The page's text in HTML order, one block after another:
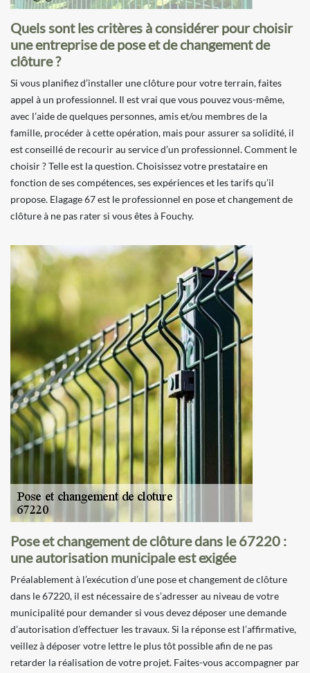
Quels sont les critères à considérer pour choisir
une entreprise de pose et de changement de
clôture ?
Si vous planifiez d’installer une clôture pour votre terrain, faites
appel à un professionnel. Il est vrai que vous pouvez vous-même,
avec l’aide de quelques personnes, amis et/ou membres de la
famille, procéder à cette opération, mais pour assurer sa solidité, il
est conseillé de recourir au service d’un professionnel. Comment le
choisir ? Telle est la question. Choisissez votre prestataire en
fonction de ses compétences, ses expériences et les tarifs qu’il
propose. Elagage 67 est le professionnel en pose et changement de
clôture à ne pas rater si vous êtes à Fouchy.
Pose et changement de clôture dans le 67220 :
une autorisation municipale est exigée
Préalablement à l’exécution d’une pose et changement de clôture
dans le 67220, il est nécessaire de s’adresser au niveau de votre
municipalité pour demander si vous devez déposer une demande
d’autorisation d’effectuer les travaux. Si la réponse est l’affirmative,
veillez à déposer votre lettre le plus tôt possible afin de ne pas
retarder la réalisation de votre projet. Faites-vous accompagner par